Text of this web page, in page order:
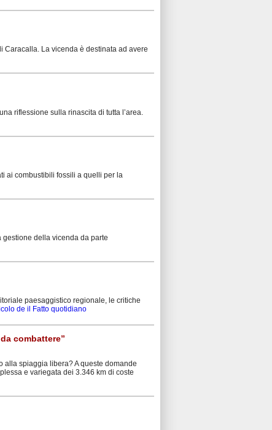
Caracalla. La vicenda è destinata ad avere
riflessione sulla rinascita di tutta l’area.
ai combustibili fossili a quelli per la
gestione della vicenda da parte
paesaggistico regionale, le critiche
de il Fatto quotidiano
combattere”
alla spiaggia libera? A queste domande
e variegata dei 3.346 km di coste